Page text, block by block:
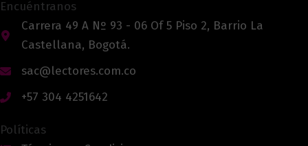
Encuéntranos
Carrera 49 A Nº 93 - 06 Of 5 Piso 2, Barrio La
Castellana, Bogotá.
sac@lectores.com.co
+57 304 4251642
Políticas